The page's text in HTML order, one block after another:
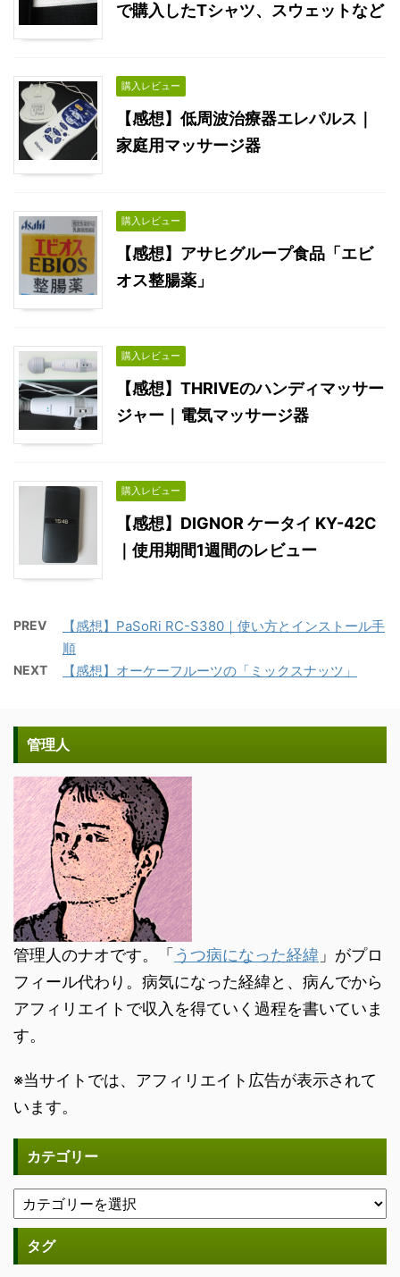
で購入したTシャツ、スウェットなど
購入レビュー
【感想】低周波治療器エレパルス｜
家庭用マッサージ器
購入レビュー
【感想】アサヒグループ食品「エビ
オス整腸薬」
購入レビュー
【感想】THRIVEのハンディマッサー
ジャー｜電気マッサージ器
購入レビュー
【感想】DIGNOR ケータイ KY-42C
｜使用期間1週間のレビュー
PREV
【感想】PaSoRi RC-S380｜使い方とインストール手
順
NEXT 【感想】オーケーフルーツの「ミックスナッツ」
管理人
管理人のナオです。「うつ病になった経緯 」がプロ
フィール代わり。病気になった経緯と、病んでから
アフィリエイトで収入を得ていく過程を書いていま
す。
※当サイトでは、アフィリエイト広告が表示されて
います。
カテゴリー
タグ